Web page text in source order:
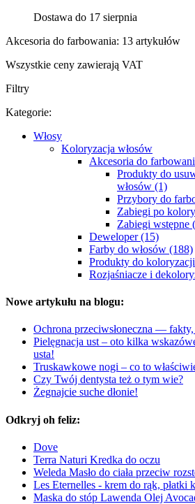
Dostawa do 17 sierpnia
Akcesoria do farbowania: 13 artykułów
Wszystkie ceny zawierają VAT
Filtry
Kategorie:
Włosy
Koloryzacja włosów
Akcesoria do
Produkty do
włosów (1)
Przybory do
Zabiegi po
Zabiegi wstępne
Deweloper (15)
Farby do włosów (188)
Produkty do
Rozjaśniacze i
Nowe artykułu na blogu:
Ochrona przeciwsłoneczna —
Pielęgnacja ust – oto kilka
usta!
Truskawkowe nogi – co to
Czy Twój dentysta też o tym wie?
Żegnajcie suche dłonie!
Odkryj oh feliz:
Dove
Terra Naturi Kredka do oczu
Weleda Masło do ciała przeciw
Les Eternelles - krem do rąk, płatki
Maska do stóp Lawenda Olej